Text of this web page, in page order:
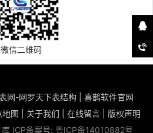
微信二维码
网-网罗天下表结构
喜鹊软件官网
地图 关于我们 在线留言
版权声明
ICP备案号: 粤ICP备14010882号